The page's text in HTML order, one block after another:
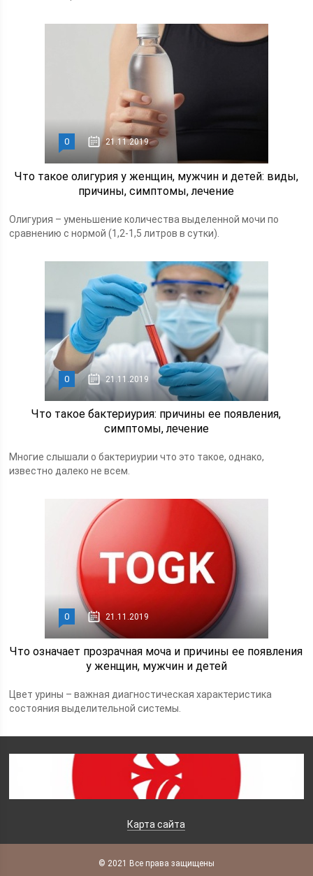
0 21.11.2019
Что такое олигурия у женщин, мужчин и детей: виды,
причины, симптомы, лечение
Олигурия – уменьшение количества выделенной мочи по
сравнению с нормой (1,2-1,5 литров в сутки).
0 21.11.2019
Что такое бактериурия: причины ее появления,
симптомы, лечение
Многие слышали о бактериурии что это такое, однако,
известно далеко не всем.
0 21.11.2019
Что означает прозрачная моча и причины ее появления
у женщин, мужчин и детей
Цвет урины – важная диагностическая характеристика
состояния выделительной системы.
Карта сайта
© 2021 Все права защищены